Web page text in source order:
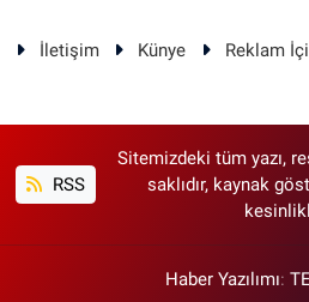
İletişim Künye Reklam
RSS
Sitemizdeki tüm yazı,
saklıdır, kaynak
Haber Yazılımı: